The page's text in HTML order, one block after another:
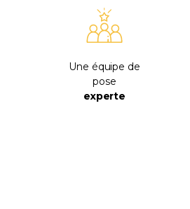
Une équipe de
pose
experte